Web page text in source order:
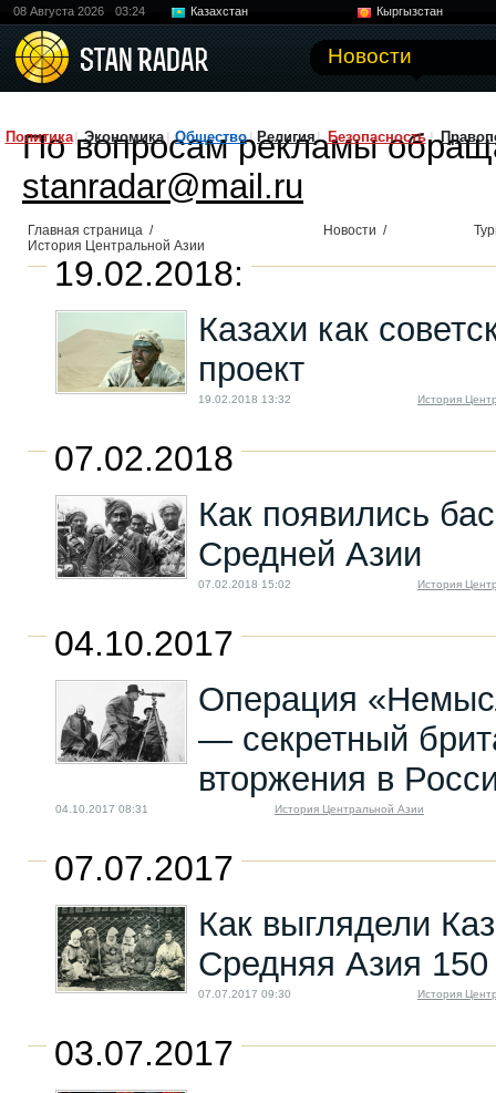
08 Августа 2026 03:24 Казахстан
Кыргызстан
Новости
Политика Экономика Общество Религия Безопасность
По вопросам рекламы
stanradar@mail.ru
Главная страница / Новости /
История Центральной Азии
19.02.2018:
Казахи как
проект
19.02.2018 13:32 История
07.02.2018
Как появились
Средней Азии
07.02.2018 15:02 История
04.10.2017
Операция
— секретный
вторжения в
04.10.2017 08:31 История Центральной Азии
07.07.2017
Как выглядели
Средняя Азия 150
07.07.2017 09:30 История
03.07.2017